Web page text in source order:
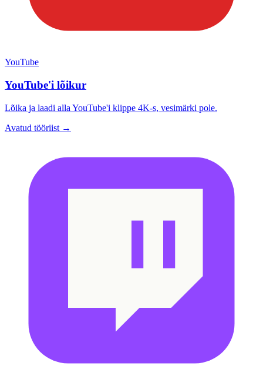
YouTube
YouTube'i lõikur
Lõika ja laadi alla YouTube'i klippe 4K-s, vesimärki pole.
Avatud tööriist →